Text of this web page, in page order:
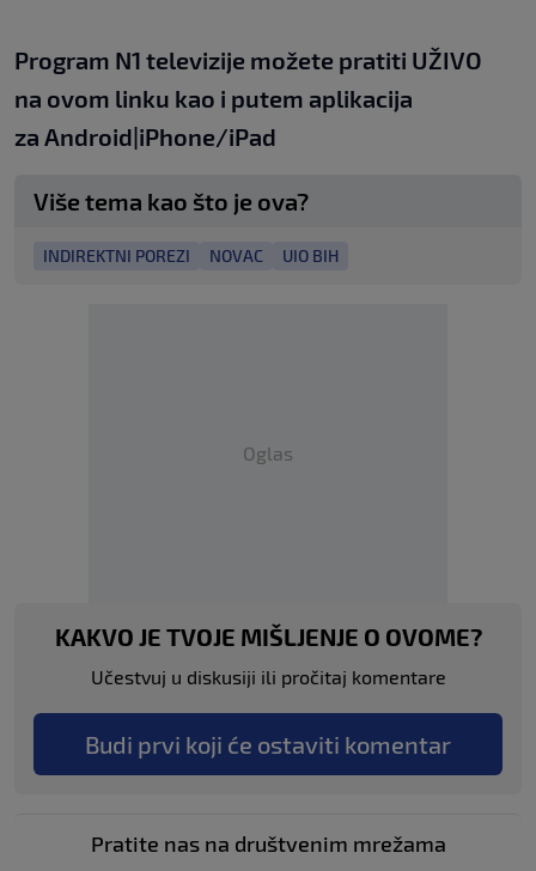
Program N1 televizije možete pratiti UŽIVO
na ovom linku kao i putem aplikacija
za Android|iPhone/iPad
Više tema kao što je ova?
INDIREKTNI POREZI NOVAC UIO BIH
Oglas
KAKVO JE TVOJE MIŠLJENJE O OVOME?
Učestvuj u diskusiji ili pročitaj komentare
Budi prvi koji će ostaviti komentar
Pratite nas na društvenim mrežama